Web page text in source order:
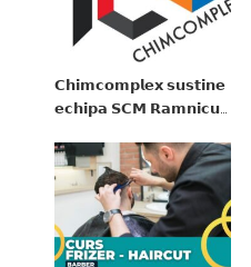
𝗖𝗵𝗶𝗺𝗰𝗼𝗺𝗽𝗹𝗲𝘅 𝘀𝘂𝘀𝘁𝗶𝗻𝗲
𝗲𝗰𝗵𝗶𝗽𝗮 𝗦𝗖𝗠 𝗥𝗮𝗺𝗻𝗶𝗰𝘂
𝗽𝗮𝗿𝘁𝗲𝗻𝗲𝗿 𝗳𝗶𝗻𝗮𝗻𝘁𝗮𝘁𝗼𝗿